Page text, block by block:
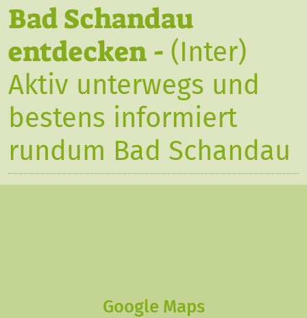
Bad Schandau
entdecken - (Inter)
Aktiv unterwegs und
bestens informiert
rundum Bad Schandau
Google Maps